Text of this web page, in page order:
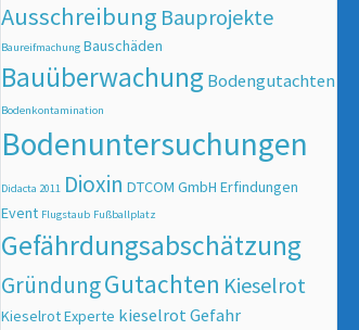
Ausschreibung Bauprojekte
Baureifmachung Bauschäden
BauüberwachungBodengutachten
Bodenkontamination
Bodenuntersuchungen
Didacta 2011 Dioxin DTCOM GmbH Erfindungen
Event Flugstaub Fußballplatz
Gefährdungsabschätzung
GründungGutachten Kieselrot
Kieselrot Experte kieselrot Gefahr